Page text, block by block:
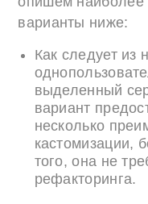
варианты ниже:
Как следует из
выделенный
вариант
несколько
кастомизации,
того, она не
рефакторинга.